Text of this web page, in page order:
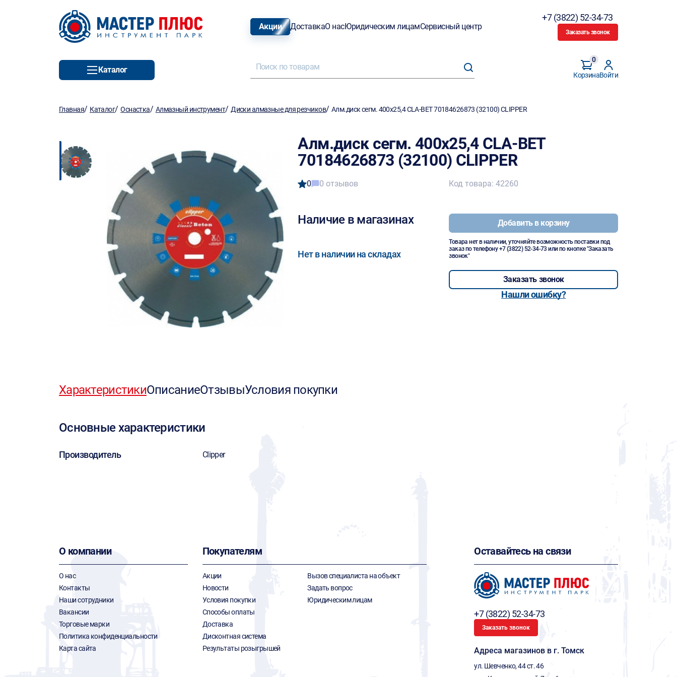
Акции ДоставкаО насЮридическим лицамСервисный центр
+7 (3822) 52-34-73
Заказать звонок
Каталог
Корзина
0
Войти
Главная/ Каталог/Оснастка/ Алмазный инструмент/Диски алмазные для резчиков/ Алм.диск сегм. 400х25,4 CLA-BET 70184626873 (32100) CLIPPER
Алм.диск сегм. 400х25,4 CLA-BET
70184626873 (32100) CLIPPER
0 0 отзывов
Наличие в магазинах
Нет в наличии на складах
Код товара: 42260
Добавить в корзину
Товара нет в наличии, уточняйте возможность поставки под
заказ по телефону+7 (3822) 52-34-73 или по кнопке "Заказать
звонок"
Заказать звонок
Нашли ошибку?
ХарактеристикиОписаниеОтзывыУсловия покупки
Основные характеристики
Производитель Clipper
О компании
О нас
Контакты
Наши сотрудники
Вакансии
Торговые марки
Политика конфиденциальности
Карта сайта
Покупателям
Акции
Новости
Условия покупки
Способы оплаты
Доставка
Дисконтная система
Результаты розыгрышей
Вызов специалиста на объект
Задать вопрос
Юридическим лицам
Оставайтесь на связи
+7 (3822) 52-34-73
Заказать звонок
Адреса магазинов в г. Томск
ул. Шевченко, 44 ст. 46